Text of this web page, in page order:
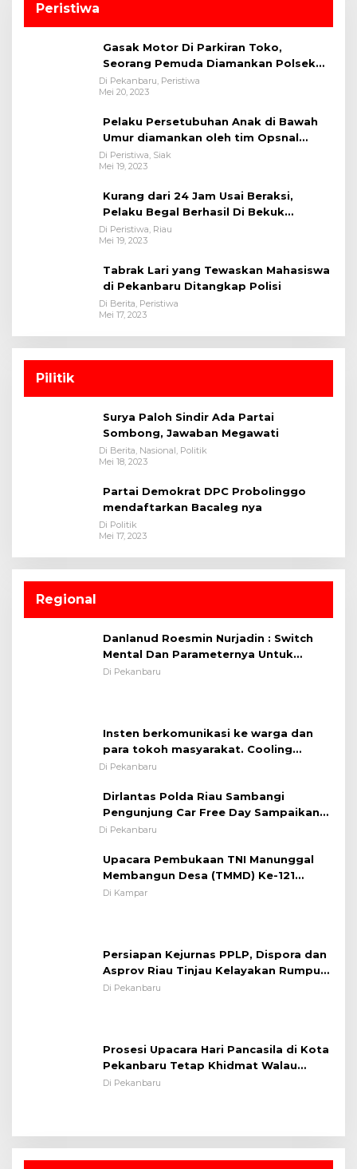
Peristiwa
Gasak Motor Di Parkiran Toko,
Seorang Pemuda Diamankan Polsek
Bukit Raya
Di Pekanbaru, Peristiwa
Mei 20, 2023
Pelaku Persetubuhan Anak di Bawah
Umur diamankan oleh tim Opsnal
Polsek Tualang-Polres Siak-Polda Riau
Di Peristiwa, Siak
Mei 19, 2023
Kurang dari 24 Jam Usai Beraksi,
Pelaku Begal Berhasil Di Bekuk
Satreskrim Polres Kuansing
Di Peristiwa, Riau
Mei 19, 2023
Tabrak Lari yang Tewaskan Mahasiswa
di Pekanbaru Ditangkap Polisi
Di Berita, Peristiwa
Mei 17, 2023
Pilitik
Surya Paloh Sindir Ada Partai
Sombong, Jawaban Megawati
Di Berita, Nasional, Politik
Mei 18, 2023
Partai Demokrat DPC Probolinggo
mendaftarkan Bacaleg nya
Di Politik
Mei 17, 2023
Regional
Danlanud Roesmin Nurjadin : Switch
Mental Dan Parameternya Untuk
Melaksanakan ✈
Di Pekanbaru
Insten berkomunikasi ke warga dan
para tokoh masyarakat. Cooling
System OMP LK ²024 Polsek Rumbai,
Pentingnya Memelihara dan Menjaga
Situasi Kondusif
Di Pekanbaru
Dirlantas Polda Riau Sambangi
Pengunjung Car Free Day Sampaikan
Pesan Edukasi Kamtibmas &
Di Pekanbaru
Upacara Pembukaan TNI Manunggal
Membangun Desa (TMMD) Ke-121
Kodim 0313/KPR Tahun 2024) ?
Di Kampar
Persiapan Kejurnas PPLP, Dispora dan
Asprov Riau Tinjau Kelayakan Rumput
Lapangan Sepakbola
Di Pekanbaru
Prosesi Upacara Hari Pancasila di Kota
Pekanbaru Tetap Khidmat Walau
Dalam Ruangan
Di Pekanbaru